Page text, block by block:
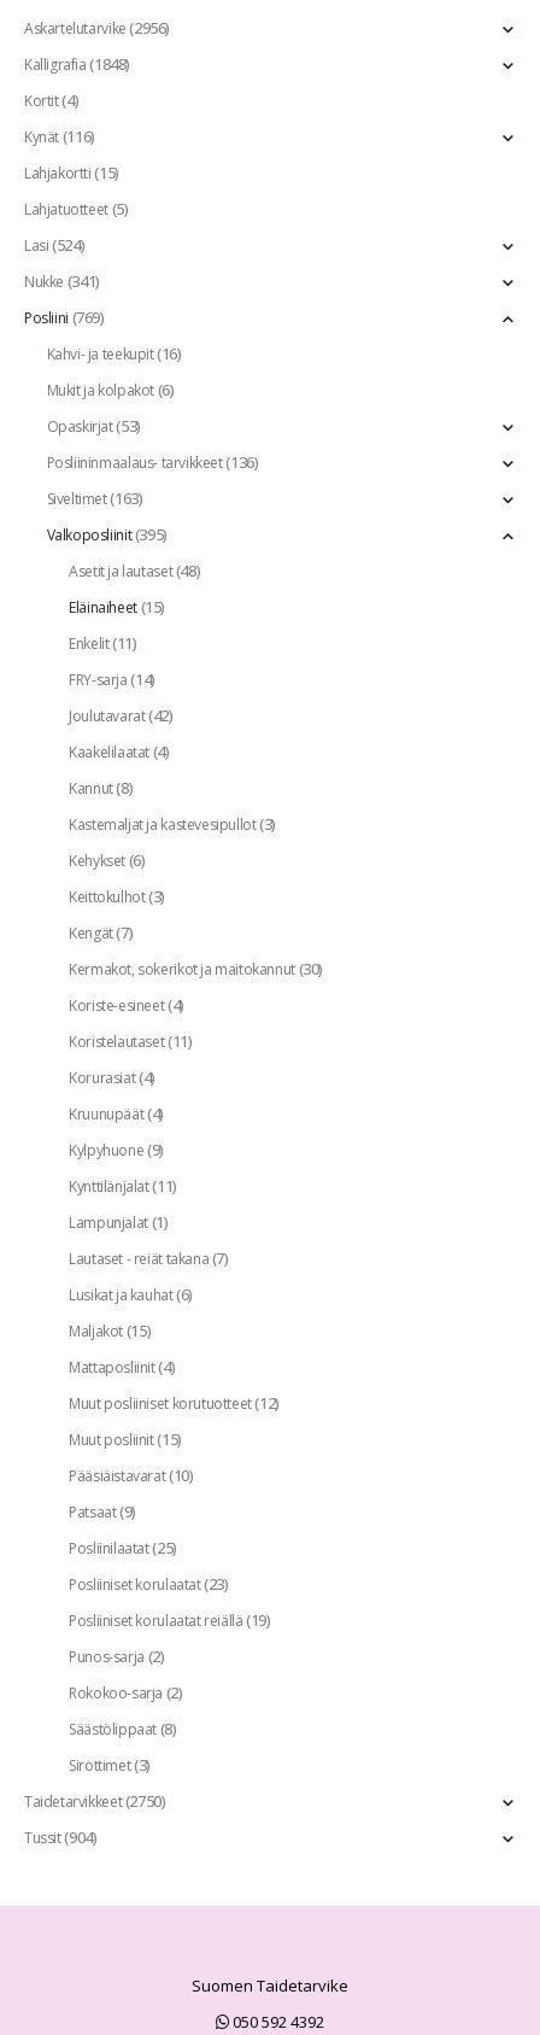
Askartelutarvike(2956)
Kalligrafia(1848)
Kortit(4)
Kynät(116)
Lahjakortti(15)
Lahjatuotteet(5)
Lasi(524)
Nukke (341)
Posliini (769)
Kahvi- ja teekupit(16)
Mukit ja kolpakot(6)
Opaskirjat(53)
Posliininmaalaus- tarvikkeet(136)
Siveltimet(163)
Valkoposliinit(395)
Asetit ja lautaset(48)
Eläinaiheet(15)
Enkelit(11)
FRY-sarja(14)
Joulutavarat(42)
Kaakelilaatat(4)
Kannut(8)
Kastemaljat ja kastevesipullot(3)
Kehykset(6)
Keittokulhot(3)
Kengät(7)
Kermakot, sokerikot ja maitokannut(30)
Koriste-esineet(4)
Koristelautaset(11)
Korurasiat(4)
Kruunupäät(4)
Kylpyhuone(9)
Kynttilänjalat(11)
Lampunjalat(1)
Lautaset - reiät takana(7)
Lusikat ja kauhat(6)
Maljakot(15)
Mattaposliinit(4)
Muut posliiniset korutuotteet(12)
Muut posliinit(15)
Pääsiäistavarat(10)
Patsaat(9)
Posliinilaatat(25)
Posliiniset korulaatat(23)
Posliiniset korulaatat reiällä(19)
Punos-sarja (2)
Rokokoo-sarja (2)
Säästölippaat(8)
Sirottimet(3)
Taidetarvikkeet(2750)
Tussit(904)
Suomen Taidetarvike
050 592 4392